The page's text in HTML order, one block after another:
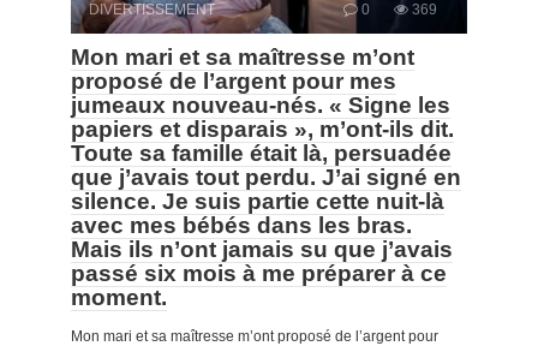
DIVERTISSEMENT 0 369
Mon mari et sa maîtresse m’ont
proposé de l’argent pour mes
jumeaux nouveau-nés. « Signe les
papiers et disparais », m’ont-ils dit.
Toute sa famille était là, persuadée
que j’avais tout perdu. J’ai signé en
silence. Je suis partie cette nuit-là
avec mes bébés dans les bras.
Mais ils n’ont jamais su que j’avais
passé six mois à me préparer à ce
moment.
Mon mari et sa maîtresse m’ont proposé de l’argent pour